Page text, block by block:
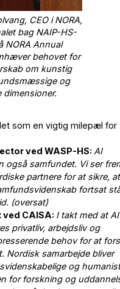
CEO i NORA,
bag NAIP-HS-
NORA Annual
behovet for
om kunstig
og
dimensioner.
som en vigtig milepæl for
ved WASP-HS: AI
også samfundet. Vi ser
partnere for at sikre, at
fortsat
(oversat)
CAISA: I takt med at
privatliv, arbejdsliv og
behov for at
Nordisk samarbejde bliver
og
for forskning og